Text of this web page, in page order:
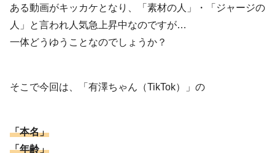
ある動画がキッカケとなり、「素材の人」・「ジャージの
人」と言われ人気急上昇中なのですが…
一体どうゆうことなのでしょうか？
そこで今回は、「有澤ちゃん（TikTok）」の
「本名」
「年齢」